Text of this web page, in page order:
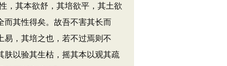
其本欲舒，其培欲平，其土欲
而其性得矣。故吾不害其长而
易，其培之也，若不过焉则不
肤以验其生枯，摇其本以观其疏